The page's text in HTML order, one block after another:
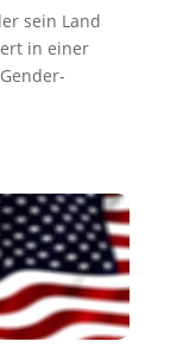
sein Land
in einer